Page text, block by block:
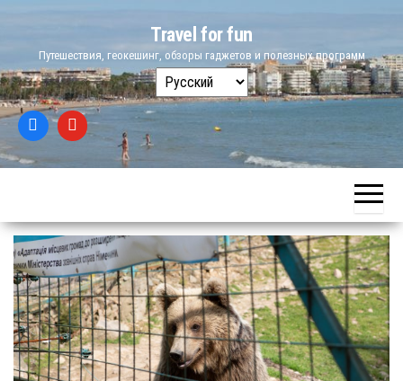
content
Travel for fun
Путешествия, геокешинг, обзоры гаджетов и полезных программ
Выбрать
язык